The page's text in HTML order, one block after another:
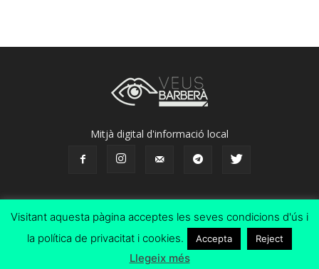
Mitjà digital d'informació local
Avís legal Subscripcions
©
Visitant aquesta pàgina acceptes les seves condicions d'ús i
la política de privacitat i cookies.
Accepta Reject
Llegeix més